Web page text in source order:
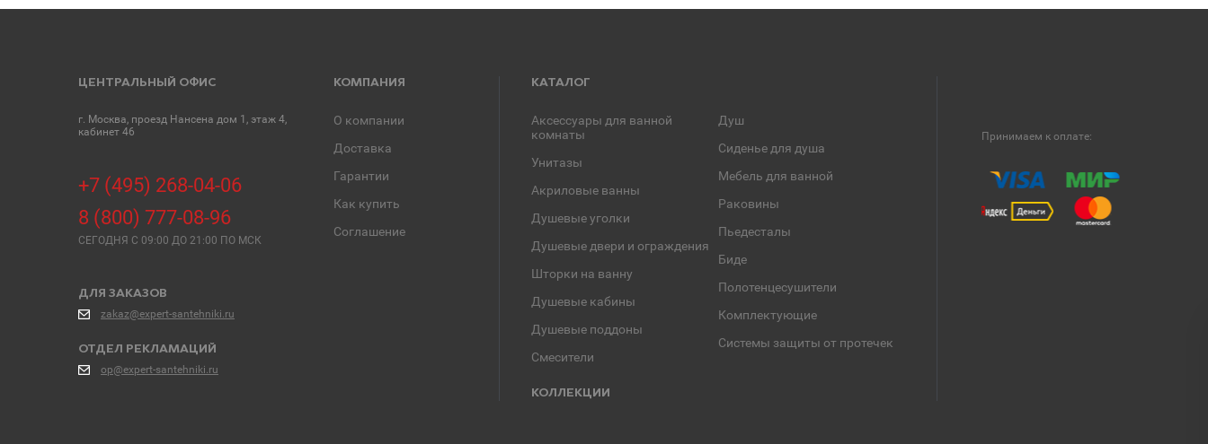
ЦЕНТРАЛЬНЫЙ ОФИС
г. Москва, проезд Нансена дом 1, этаж 4,
кабинет 46
+7 (495) 268-04-06
8 (800) 777-08-96
СЕГОДНЯ C 09:00 ДО 21:00 ПО МСК
ДЛЯ ЗАКАЗОВ
zakaz@expert-santehniki.ru
ОТДЕЛ РЕКЛАМАЦИЙ
op@expert-santehniki.ru
КОМПАНИЯ
О компании
Доставка
Гарантии
Как купить
Соглашение
КАТАЛОГ
Аксессуары для ванной
комнаты
Унитазы
Акриловые ванны
Душевые уголки
Душевые двери и ограждения
Шторки на ванну
Душевые кабины
Душевые поддоны
Смесители
Душ
Сиденье для душа
Мебель для ванной
Раковины
Пьедесталы
Биде
Полотенцесушители
Комплектующие
Системы защиты от протечек
КОЛЛЕКЦИИ
Принимаем к оплате: